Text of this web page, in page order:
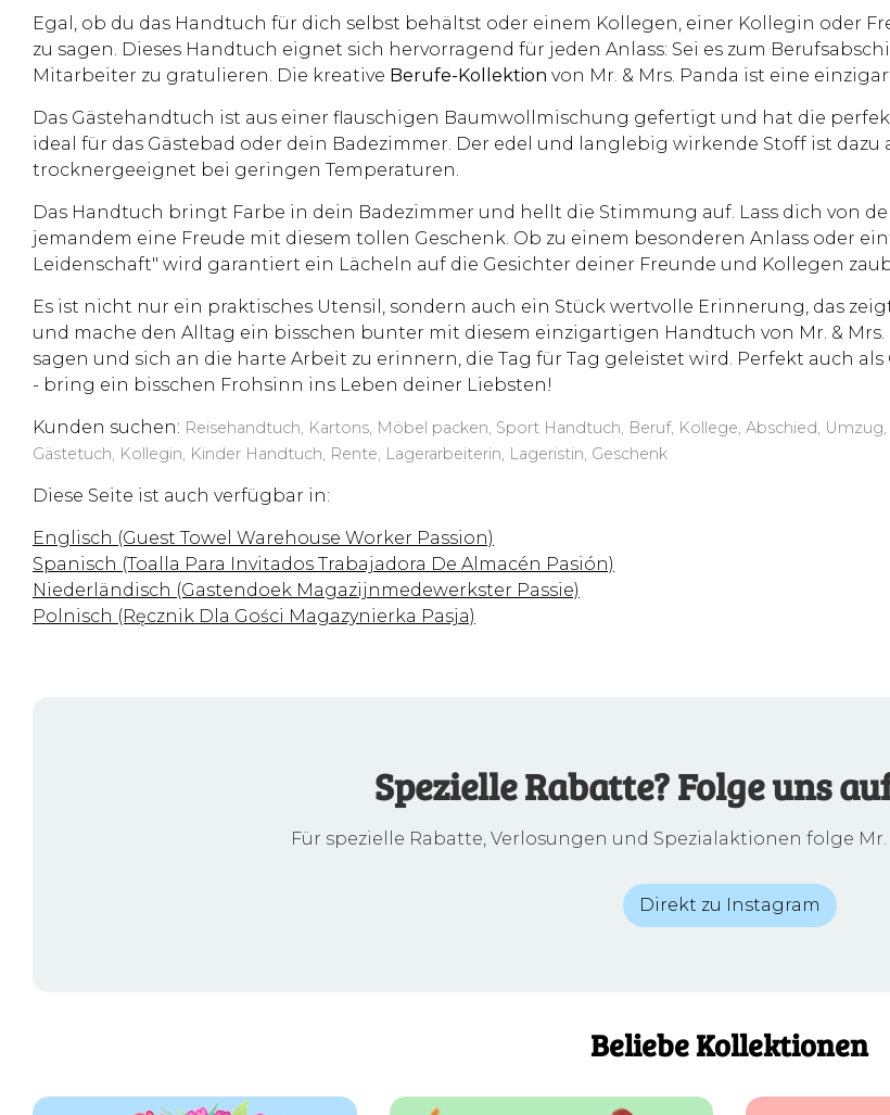
Egal, ob du das Handtuch für dich selbst behältst oder einem Kollegen, einer Kollegin oder
zu sagen. Dieses Handtuch eignet sich hervorragend für jeden Anlass: Sei es zum
Mitarbeiter zu gratulieren. Die kreative Berufe-Kollektion von Mr. & Mrs. Panda ist eine
Das Gästehandtuch ist aus einer flauschigen Baumwollmischung gefertigt und hat die
ideal für das Gästebad oder dein Badezimmer. Der edel und langlebig wirkende Stoff ist dazu
trocknergeeignet bei geringen Temperaturen.
Das Handtuch bringt Farbe in dein Badezimmer und hellt die Stimmung auf. Lass dich von
jemandem eine Freude mit diesem tollen Geschenk. Ob zu einem besonderen Anlass oder
Leidenschaft" wird garantiert ein Lächeln auf die Gesichter deiner Freunde und Kollegen
Es ist nicht nur ein praktisches Utensil, sondern auch ein Stück wertvolle Erinnerung, das
und mache den Alltag ein bisschen bunter mit diesem einzigartigen Handtuch von Mr. &
sagen und sich an die harte Arbeit zu erinnern, die Tag für Tag geleistet wird. Perfekt auch
- bring ein bisschen Frohsinn ins Leben deiner Liebsten!
Kunden suchen: Reisehandtuch, Kartons, Möbel packen, Sport Handtuch, Beruf, Kollege, Abschied,
Gästetuch, Kollegin, Kinder Handtuch, Rente, Lagerarbeiterin, Lageristin, Geschenk
Diese Seite ist auch verfügbar in:
Englisch (Guest Towel Warehouse Worker Passion)
Spanisch (Toalla Para Invitados Trabajadora De Almacén Pasión)
Niederländisch (Gastendoek Magazijnmedewerkster Passie)
Polnisch (Ręcznik Dla Gości Magazynierka Pasja)
Spezielle Rabatte? Folge uns
Für spezielle Rabatte, Verlosungen und Spezialaktionen folge
Direkt zu Instagram
Beliebe Kollektionen